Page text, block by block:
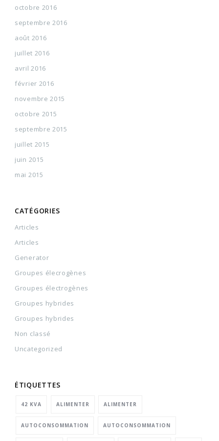
octobre 2016
septembre 2016
août 2016
juillet 2016
avril 2016
février 2016
novembre 2015
octobre 2015
septembre 2015
juillet 2015
juin 2015
mai 2015
CATÉGORIES
Articles
Articles
Generator
Groupes élecrogènes
Groupes électrogènes
Groupes hybrides
Groupes hybrides
Non classé
Uncategorized
ÉTIQUETTES
42 KVA ALIMENTER ALIMENTER
AUTOCONSOMMATION AUTOCONSOMMATION